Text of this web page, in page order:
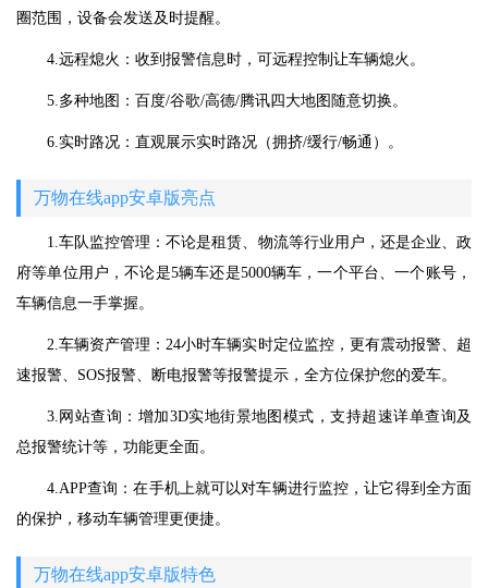
圈范围，设备会发送及时提醒。
4.远程熄火：收到报警信息时，可远程控制让车辆熄火。
5.多种地图：百度/谷歌/高德/腾讯四大地图随意切换。
6.实时路况：直观展示实时路况（拥挤/缓行/畅通）。
万物在线app安卓版亮点
1.车队监控管理：不论是租赁、物流等行业用户，还是企业、政
府等单位用户，不论是5辆车还是5000辆车，一个平台、一个账号，
车辆信息一手掌握。
2.车辆资产管理：24小时车辆实时定位监控，更有震动报警、超
速报警、SOS报警、断电报警等报警提示，全方位保护您的爱车。
3.网站查询：增加3D实地街景地图模式，支持超速详单查询及
总报警统计等，功能更全面。
4.APP查询：在手机上就可以对车辆进行监控，让它得到全方面
的保护，移动车辆管理更便捷。
万物在线app安卓版特色